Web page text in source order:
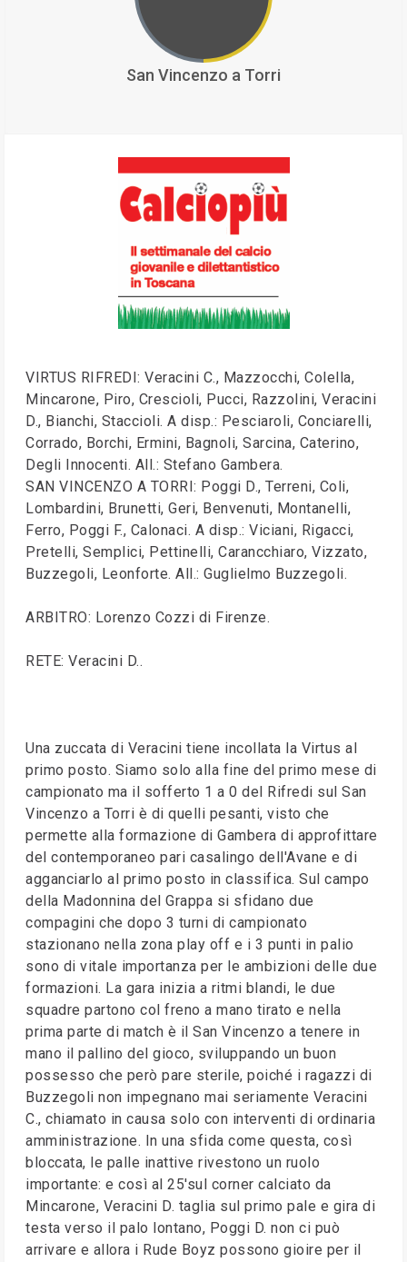
San Vincenzo a Torri
VIRTUS RIFREDI: Veracini C., Mazzocchi, Colella,
Mincarone, Piro, Crescioli, Pucci, Razzolini, Veracini
D., Bianchi, Staccioli. A disp.: Pesciaroli, Conciarelli,
Corrado, Borchi, Ermini, Bagnoli, Sarcina, Caterino,
Degli Innocenti. All.: Stefano Gambera.
SAN VINCENZO A TORRI: Poggi D., Terreni, Coli,
Lombardini, Brunetti, Geri, Benvenuti, Montanelli,
Ferro, Poggi F., Calonaci. A disp.: Viciani, Rigacci,
Pretelli, Semplici, Pettinelli, Carancchiaro, Vizzato,
Buzzegoli, Leonforte. All.: Guglielmo Buzzegoli.
ARBITRO: Lorenzo Cozzi di Firenze.
RETE: Veracini D..
Una zuccata di Veracini tiene incollata la Virtus al
primo posto. Siamo solo alla fine del primo mese di
campionato ma il sofferto 1 a 0 del Rifredi sul San
Vincenzo a Torri è di quelli pesanti, visto che
permette alla formazione di Gambera di approfittare
del contemporaneo pari casalingo dell'Avane e di
agganciarlo al primo posto in classifica. Sul campo
della Madonnina del Grappa si sfidano due
compagini che dopo 3 turni di campionato
stazionano nella zona play off e i 3 punti in palio
sono di vitale importanza per le ambizioni delle due
formazioni. La gara inizia a ritmi blandi, le due
squadre partono col freno a mano tirato e nella
prima parte di match è il San Vincenzo a tenere in
mano il pallino del gioco, sviluppando un buon
possesso che però pare sterile, poiché i ragazzi di
Buzzegoli non impegnano mai seriamente Veracini
C., chiamato in causa solo con interventi di ordinaria
amministrazione. In una sfida come questa, così
bloccata, le palle inattive rivestono un ruolo
importante: e così al 25'sul corner calciato da
Mincarone, Veracini D. taglia sul primo pale e gira di
testa verso il palo lontano, Poggi D. non ci può
arrivare e allora i Rude Boyz possono gioire per il